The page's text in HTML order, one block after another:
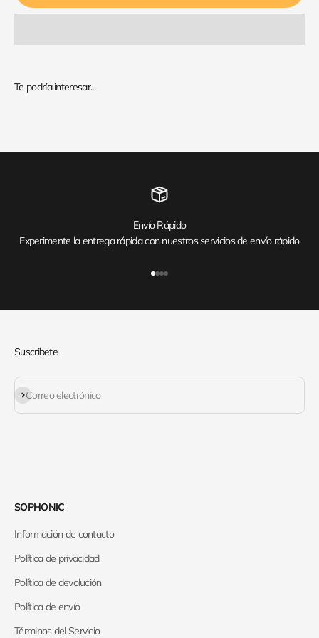
Envío Rápido
Experimente la entrega rápida con nuestros servicios de envío rápido
Suscribete
Correo electrónico
Suscribirse
SOPHONIC
Información de contacto
Política de privacidad
Política de devolución
Política de envío
Términos del Servicio